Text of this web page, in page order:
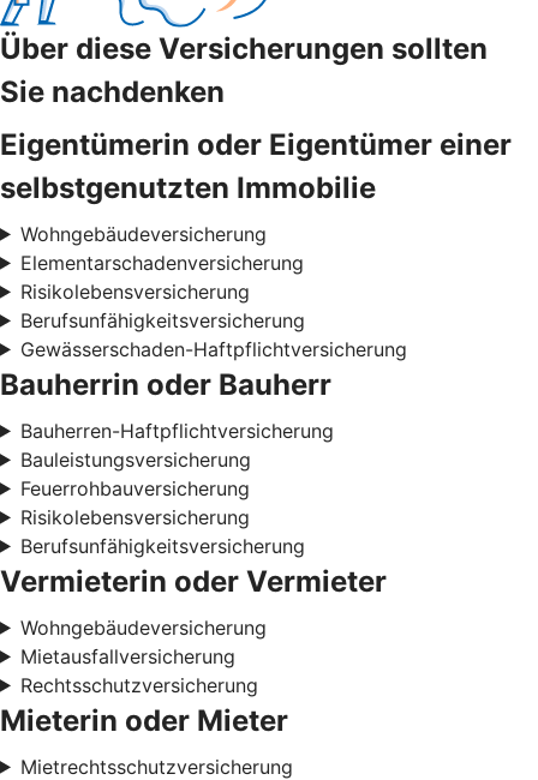
Über diese Versicherungen sollten
Sie nachdenken
Eigentümerin oder Eigentümer einer
selbstgenutzten Immobilie
Wohngebäudeversicherung
Elementarschadenversicherung
Risikolebensversicherung
Berufsunfähigkeitsversicherung
Gewässerschaden-Haftpflichtversicherung
Bauherrin oder Bauherr
Bauherren-Haftpflichtversicherung
Bauleistungsversicherung
Feuerrohbauversicherung
Risikolebensversicherung
Berufsunfähigkeitsversicherung
Vermieterin oder Vermieter
Wohngebäudeversicherung
Mietausfallversicherung
Rechtsschutzversicherung
Mieterin oder Mieter
Mietrechtsschutzversicherung